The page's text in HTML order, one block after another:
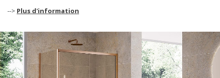
--> Plus d'information